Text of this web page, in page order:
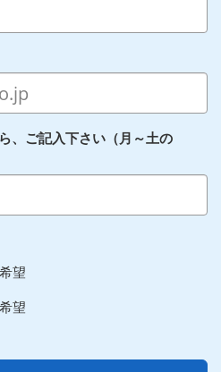
、ご記入下さい（月～土の
望
望